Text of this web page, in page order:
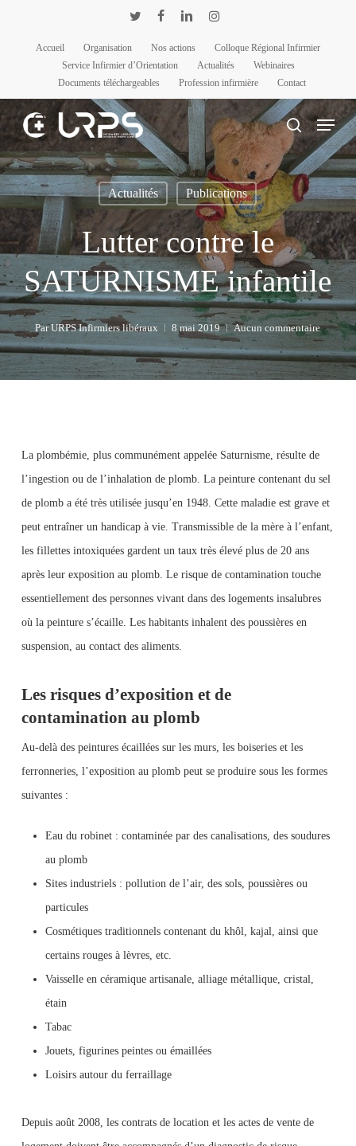
Accueil
Organisation Nos actions
Colloque Régional Infirmier
Service Infirmier d’Orientation
Actualités
Webinaires
Documents téléchargeables
Profession infirmière Contact
rechercher
Menu
Actualités Publications
Lutter contre le
SATURNISME infantile
Par URPS Infirmiers libéraux 8 mai 2019 Aucun commentaire
La plombémie, plus communément appelée Saturnisme, résulte de
l’ingestion ou de l’inhalation de plomb. La peinture contenant du sel
de plomb a été très utilisée jusqu’en 1948. Cette maladie est grave et
peut entraîner un handicap à vie. Transmissible de la mère à l’enfant,
les fillettes intoxiquées gardent un taux très élevé plus de 20 ans
après leur exposition au plomb. Le risque de contamination touche
essentiellement des personnes vivant dans des logements insalubres
où la peinture s’écaille. Les habitants inhalent des poussières en
suspension, au contact des aliments.
Les risques d’exposition et de
contamination au plomb
Au-delà des peintures écaillées sur les murs, les boiseries et les
ferronneries, l’exposition au plomb peut se produire sous les formes
suivantes :
Eau du robinet : contaminée par des canalisations, des soudures
au plomb
Sites industriels : pollution de l’air, des sols, poussières ou
particules
Cosmétiques traditionnels contenant du khôl, kajal, ainsi que
certains rouges à lèvres, etc.
Vaisselle en céramique artisanale, alliage métallique, cristal,
étain
Tabac
Jouets, figurines peintes ou émaillées
Loisirs autour du ferraillage
Depuis août 2008, les contrats de location et les actes de vente de
Panneau de gestion des cookies